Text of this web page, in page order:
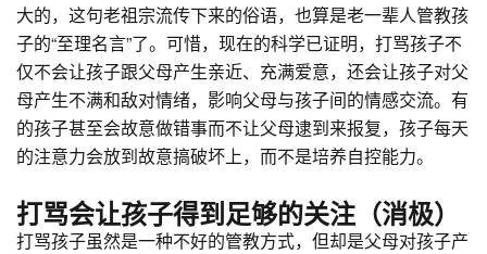
大的，这句老祖宗流传下来的俗语，也算是老一辈人管教孩
子的“至理名言”了。可惜，现在的科学已证明，打骂孩子不
仅不会让孩子跟父母产生亲近、充满爱意，还会让孩子对父
母产生不满和敌对情绪，影响父母与孩子间的情感交流。有
的孩子甚至会故意做错事而不让父母逮到来报复，孩子每天
的注意力会放到故意搞破坏上，而不是培养自控能力。
打骂会让孩子得到足够的关注（消极）
打骂孩子虽然是一种不好的管教方式，但却是父母对孩子产